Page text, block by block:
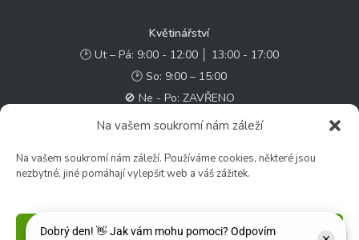
Na vašem soukromí nám záleží
Na vašem soukromí nám záleží. Používáme cookies, některé jsou
nezbytné, jiné pomáhají vylepšit web a váš zážitek.
Příjmout
Květinářství
🕑 Ut – Pá: 9:00 - 12:00 │ 13:00 - 17:00
🕑 So: 9:00 – 15:00
🚫 Ne - Po: ZAVŘENO
✉️ e-shop@zcstrakovo.cz